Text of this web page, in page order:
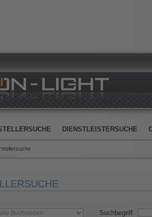
DIENSTLEISTERSUCHE
Suchbegriff